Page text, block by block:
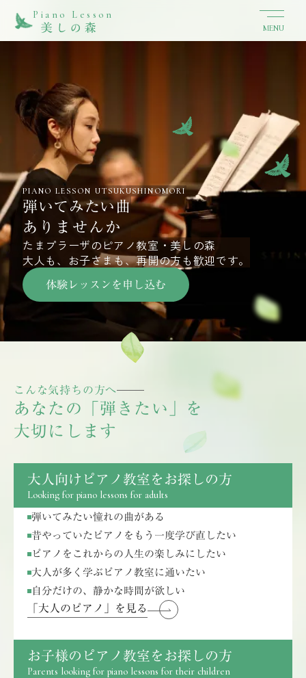
PIANO LESSON UTSUKUSHINOMORI
弾いてみたい曲
ありませんか
たまプラーザのピアノ教室・美しの森
大人も、お子さまも、再開の方も歓迎です。
体験レッスンを申し込む
こんな気持ちの方へ
あなたの「弾きたい」を
大切にします
大人向けピアノ教室をお探しの方
Looking for piano lessons for adults
弾いてみたい憧れの曲がある
昔やっていたピアノをもう一度学び直したい
ピアノをこれからの人生の楽しみにしたい
大人が多く学ぶピアノ教室に通いたい
自分だけの、静かな時間が欲しい
「大人のピアノ」を見る
お子様のピアノ教室をお探しの方
Parents looking for piano lessons for their children
Piano Lesson
MENU